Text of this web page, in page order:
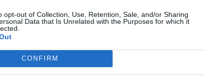
opt-out of Collection, Use, Retention, Sale, and/or Sharing
Data that Is Unrelated with the Purposes for which it
CONFIRM
προβείτε για την εξασφάλιση δημοτικών χώρων
συμπολιτών μας; Με ποιο χρονοδιάγραμμα;
στη Δημοτική Αστυνομία για την επιβολή προστίμων
χώρους;